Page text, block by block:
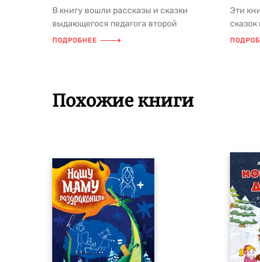
В книгу вошли рассказы и сказки
выдающегося педагога второй
половины ХIХ века Константина
ПОДРОБНЕЕ
Эти
Похожие книги